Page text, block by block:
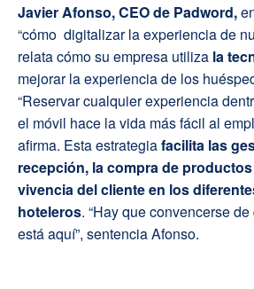
Javier Afonso, CEO de Padword,
“cómo digitalizar la experiencia de
relata cómo su empresa utiliza la
mejorar la experiencia de los
“Reservar cualquier experiencia
el móvil hace la vida más fácil al
afirma. Esta estrategiafacilita las
recepción, la compra de
vivencia del cliente en los
hoteleros. “Hay que convencerse
está aquí”, sentencia Afonso.